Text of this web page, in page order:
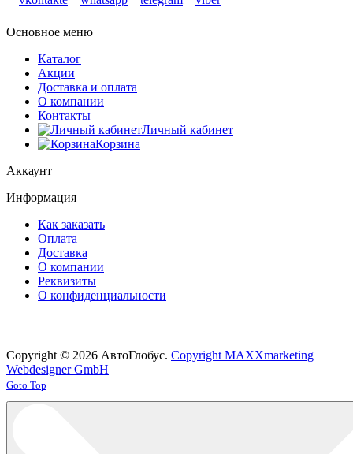
Основное меню
Каталог
Акции
Доставка и оплата
О компании
Контакты
Личный кабинет
Корзина
Аккаунт
Информация
Как заказать
Оплата
Доставка
О компании
Реквизиты
О конфиденциальности
Copyright © 2026 АвтоГлобус. Copyright MAXXmarketing
Webdesigner GmbH
Joomla! 3 Templates
Goto Top